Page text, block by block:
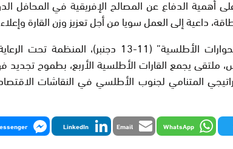
الدفاع عن المصالح الإفريقية في المحافل
داعية إلى العمل سويا من أجل تعزيز وزن القارة
وتشكل الدورة الـ 14 لـ “الحوارات الأطلسية” (11-13
ملتقى يجمع القارات الأطلسية الأربع، بطموح تجديد
المتنامي لجنوب الأطلسي في النقاشات
WhatsApp
Email
LinkedIn